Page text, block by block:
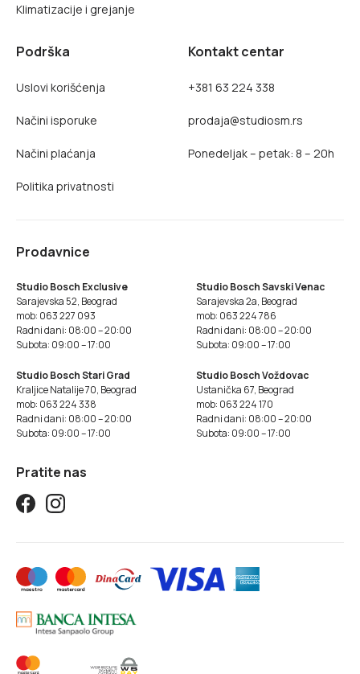
Klimatizacije i grejanje
Podrška
Uslovi korišćenja
Načini isporuke
Načini plaćanja
Politika privatnosti
Kontakt centar
+381 63 224 338
prodaja@studiosm.rs
Ponedeljak – petak: 8 – 20h
Prodavnice
Studio Bosch Exclusive
Sarajevska 52, Beograd
mob: 063 227 093
Radni dani: 08:00 – 20:00
Subota: 09:00 – 17:00
Studio Bosch Savski Venac
Sarajevska 2a, Beograd
mob: 063 224 786
Radni dani: 08:00 – 20:00
Subota: 09:00 – 17:00
Studio Bosch Stari Grad
Kraljice Natalije 70, Beograd
mob: 063 224 338
Radni dani: 08:00 – 20:00
Subota: 09:00 – 17:00
Studio Bosch Voždovac
Ustanička 67, Beograd
mob: 063 224 170
Radni dani: 08:00 – 20:00
Subota: 09:00 – 17:00
Pratite nas